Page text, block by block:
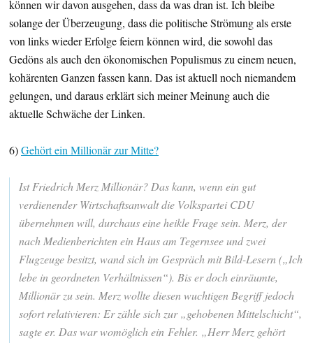
können wir davon ausgehen, dass da was dran ist. Ich bleibe
solange der Überzeugung, dass die politische Strömung als erste
von links wieder Erfolge feiern können wird, die sowohl das
Gedöns als auch den ökonomischen Populismus zu einem neuen,
kohärenten Ganzen fassen kann. Das ist aktuell noch niemandem
gelungen, und daraus erklärt sich meiner Meinung auch die
aktuelle Schwäche der Linken.
6)Gehört ein Millionär zur Mitte?
Ist Friedrich Merz Millionär? Das kann, wenn ein gut
verdienender Wirtschaftsanwalt die Volkspartei CDU
übernehmen will, durchaus eine heikle Frage sein. Merz, der
nach Medienberichten ein Haus am Tegernsee und zwei
Flugzeuge besitzt, wand sich im Gespräch mit Bild-Lesern („Ich
lebe in geordneten Verhältnissen“). Bis er doch einräumte,
Millionär zu sein. Merz wollte diesen wuchtigen Begriff jedoch
sofort relativieren: Er zähle sich zur „gehobenen Mittelschicht“,
sagte er. Das war womöglich ein Fehler. „Herr Merz gehört